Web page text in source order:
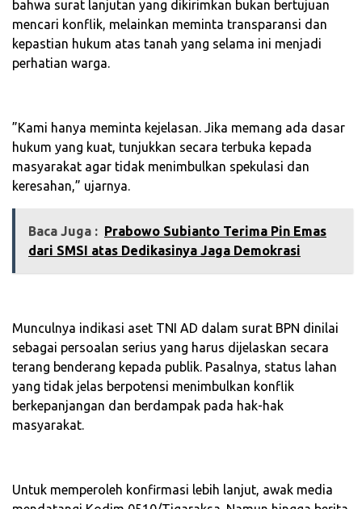
bahwa surat lanjutan yang dikirimkan bukan bertujuan
mencari konflik, melainkan meminta transparansi dan
kepastian hukum atas tanah yang selama ini menjadi
perhatian warga.
‎”Kami hanya meminta kejelasan. Jika memang ada dasar
hukum yang kuat, tunjukkan secara terbuka kepada
masyarakat agar tidak menimbulkan spekulasi dan
keresahan,” ujarnya.
Baca Juga : Prabowo Subianto Terima Pin Emas
dari SMSI atas Dedikasinya Jaga Demokrasi
‎Munculnya indikasi aset TNI AD dalam surat BPN dinilai
sebagai persoalan serius yang harus dijelaskan secara
terang benderang kepada publik. Pasalnya, status lahan
yang tidak jelas berpotensi menimbulkan konflik
berkepanjangan dan berdampak pada hak-hak
masyarakat.
‎Untuk memperoleh konfirmasi lebih lanjut, awak media